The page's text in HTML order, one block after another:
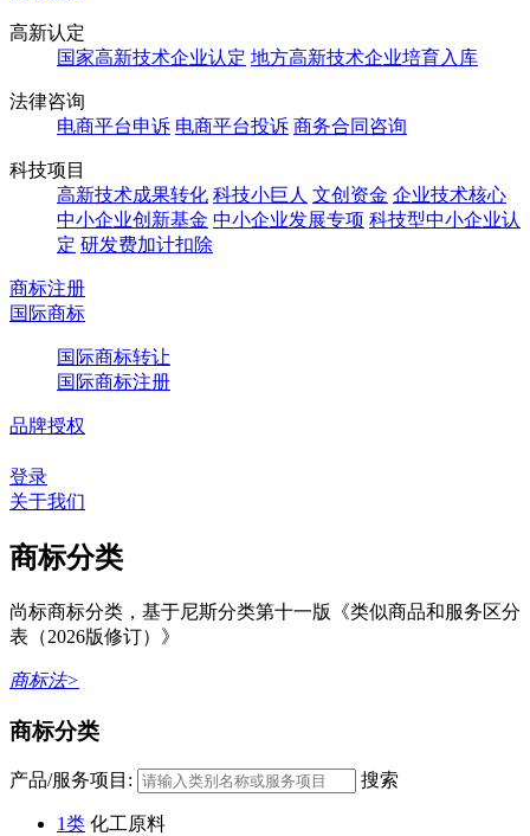
高新认定
国家高新技术企业认定 地方高新技术企业培育入库
法律咨询
电商平台申诉 电商平台投诉 商务合同咨询
科技项目
高新技术成果转化 科技小巨人 文创资金 企业技术核心
中小企业创新基金 中小企业发展专项 科技型中小企业认
定 研发费加计扣除
商标注册
国际商标
国际商标转让
国际商标注册
品牌授权
登录
关于我们
商标分类
尚标商标分类，基于尼斯分类第十一版《类似商品和服务区分
表（2026版修订）》
商标法>
商标分类
产品/服务项目: 搜索
1类 化工原料